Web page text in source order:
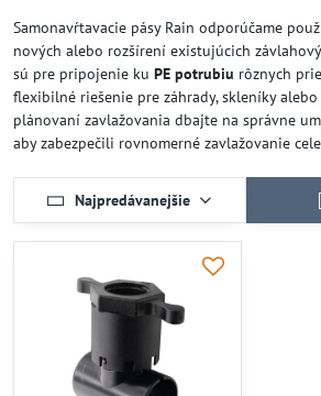
Samonavŕtavacie pásy Rain odporúčame
nových alebo rozšírení existujúcich
sú pre pripojenie ku PE potrubiu rôznych
flexibilné riešenie pre záhrady, skleníky
plánovaní zavlažovania dbajte na správne
aby zabezpečili rovnomerné zavlažovanie
Najpredávanejšie